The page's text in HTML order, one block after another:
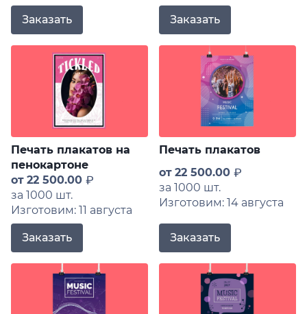
Заказать Заказать
Печать плакатов на
пенокартоне
от 22 500.00
за 1000 шт.
Изготовим: 11 августа
Заказать
Печать плакатов
от 22 500.00
за 1000 шт.
Изготовим: 14 августа
Заказать